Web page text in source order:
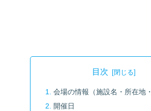
目次
会場の情報（施設名・所在地
開催日